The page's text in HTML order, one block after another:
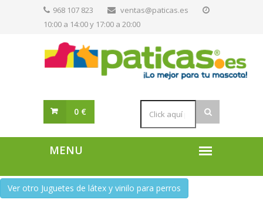
968 107 823
ventas@paticas.es
10:00 a 14:00 y 17:00 a 20:00
0 €
Ver otro Juguetes de látex y vinilo para perros